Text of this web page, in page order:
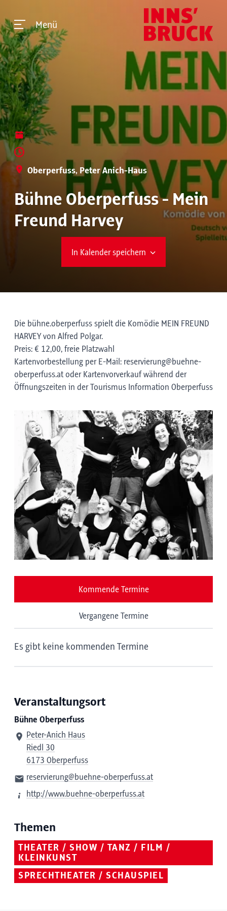
Menü
Oberperfuss, Peter Anich-Haus
Bühne Oberperfuss - Mein
Freund Harvey
In Kalender speichern
Die bühne.oberperfuss spielt die Komödie MEIN FREUND
HARVEY von Alfred Polgar.
Preis: € 12,00, freie Platzwahl
Kartenvorbestellung per E-Mail: reservierung@buehne-
oberperfuss.at oder Kartenvorverkauf während der
Öffnungszeiten in der Tourismus Information Oberperfuss
Kommende Termine
Vergangene Termine
Es gibt keine kommenden Termine
Veranstaltungsort
Bühne Oberperfuss
Peter-Anich Haus
Riedl 30
6173 Oberperfuss
reservierung@buehne-oberperfuss.at
http://www.buehne-oberperfuss.at
Themen
THEATER / SHOW / TANZ / FILM /
KLEINKUNST
SPRECHTHEATER / SCHAUSPIEL